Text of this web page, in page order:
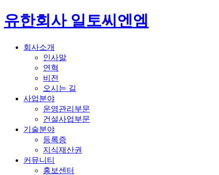
유한회사 일토씨엔엠
회사소개
인사말
연혁
비전
오시는 길
사업분야
운영관리부문
건설사업부문
기술분야
등록증
지식재산권
커뮤니티
홍보센터